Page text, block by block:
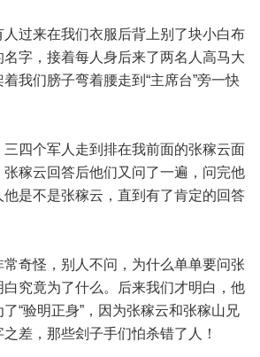
过来在我们衣服后背上别了块小白布
字，接着每人身后来了两名人高马大
我们膀子弯着腰走到“主席台”旁一快
三四个军人走到排在我前面的张稼云面
稼云回答后他们又问了一遍，问完他
他是不是张稼云，直到有了肯定的回答
奇怪，别人不问，为什么单单要问张
究竟为了什么。后来我们才明白，他
“验明正身”，因为张稼云和张稼山兄
差，那些刽子手们怕杀错了人！